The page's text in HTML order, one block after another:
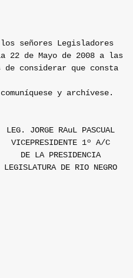
señores Legisladores
de Mayo de 2008 a las
considerar que consta
y archívese.
LEG. JORGE RAuL PASCUAL
VICEPRESIDENTE 1º A/C
DE LA PRESIDENCIA
LEGISLATURA DE RIO NEGRO